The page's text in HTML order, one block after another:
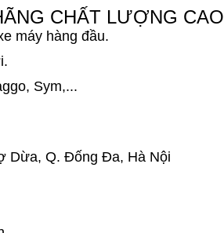
CHẤT LƯỢNG CAO
máy hàng đầu.
Sym,...
Dừa, Q. Đống Đa, Hà Nội